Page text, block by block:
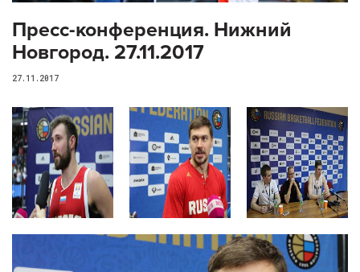
Пресс-конференция. Нижний
Новгород. 27.11.2017
27.11.2017